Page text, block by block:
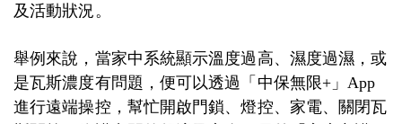
及活動狀況。
舉例來說，當家中系統顯示溫度過高、濕度過濕，或
是瓦斯濃度有問題，便可以透過「中保無限+」App
進行遠端操控，幫忙開啟門鎖、燈控、家電、關閉瓦